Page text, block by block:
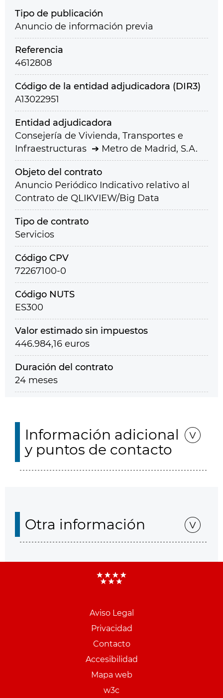
Tipo de publicación
Anuncio de información previa
Referencia
4612808
Código de la entidad adjudicadora (DIR3)
A13022951
Entidad adjudicadora
Consejería de Vivienda, Transportes e
Infraestructuras
Metro de Madrid, S.A.
Objeto del contrato
Anuncio Periódico Indicativo relativo al
Contrato de QLIKVIEW/Big Data
Tipo de contrato
Servicios
Código CPV
72267100-0
Código NUTS
ES300
Valor estimado sin impuestos
446.984,16 euros
Duración del contrato
24 meses
Información adicional
y puntos de contacto
Otra información
Aviso Legal
Privacidad
Contacto
Accesibilidad
Mapa web
w3c